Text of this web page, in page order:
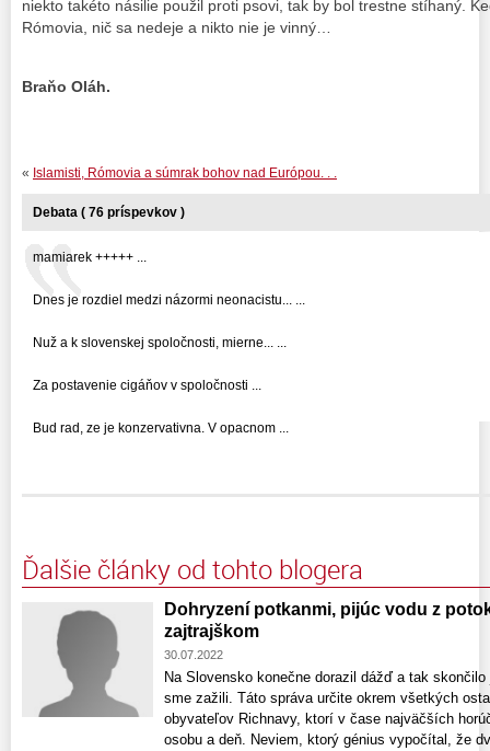
niekto takéto násilie použil proti psovi, tak by bol trestne stíhaný.
Rómovia, nič sa nedeje a nikto nie je vinný…
Braňo Oláh.
« Islamisti, Rómovia a súmrak bohov nad Európou. . .
Debata ( 76 príspevkov )
mamiarek +++++ ...
Dnes je rozdiel medzi názormi neonacistu... ...
Nuž a k slovenskej spoločnosti, mierne... ...
Za postavenie cigáňov v spoločnosti ...
Bud rad, ze je konzervativna. V opacnom ...
Ďalšie články od tohto blogera
Dohryzení potkanmi, pijúc vodu z
zajtrajškom
30.07.2022
Na Slovensko konečne dorazil dážď a tak
sme zažili. Táto správa určite okrem všetkých
obyvateľov Richnavy, ktorí v čase najväčších
osobu a deň. Neviem, ktorý génius vypočítal, že